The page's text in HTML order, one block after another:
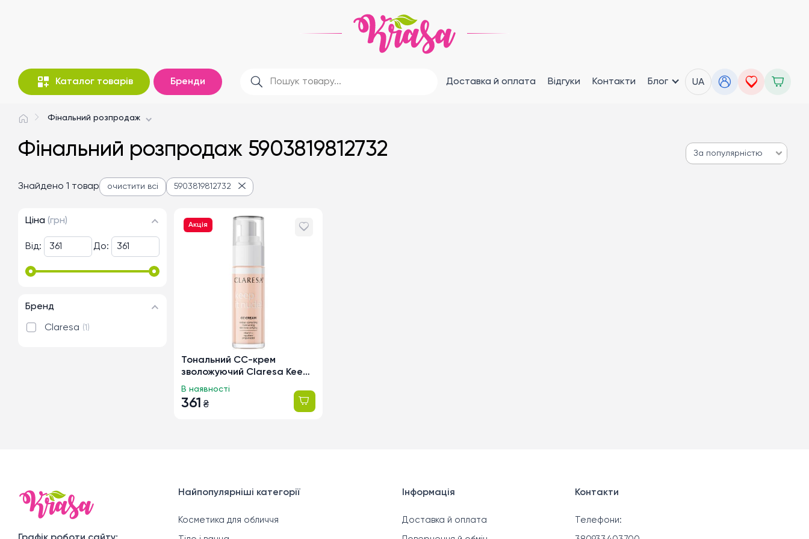
Каталог товарів Бренди Доставка й оплата Відгуки Контакти Блог UA
Фінальний розпродаж
Фінальний розпродаж 5903819812732 За популярністю
Знайдено 1 товар очистити всі 5903819812732
Ціна (грн)
Від: До:
Бренд
Claresa 1
Акція
Тональний СС-крем
зволожуючий Claresa Keep
It Nude! тон 101 Light, 33г
361 ₴
В наявності
Найпопулярніші категорії
Косметика для обличчя
Інформація
Доставка й оплата
Контакти
Телефони: